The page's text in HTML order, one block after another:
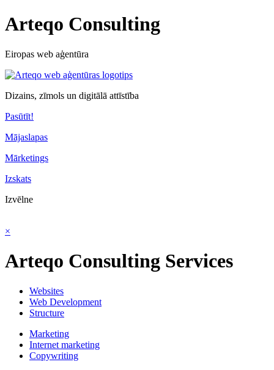
Arteqo Consulting
Eiropas web aģentūra
Dizains, zīmols un digitālā attīstība
Pasūtīt!
Mājaslapas
Mārketings
Izskats
Izvēlne
×
Arteqo Consulting Services
Websites
Web Development
Structure
Marketing
Internet marketing
Copywriting